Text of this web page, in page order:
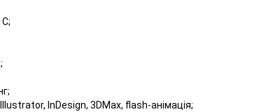
InDesign, 3DMax, flash-анімація;